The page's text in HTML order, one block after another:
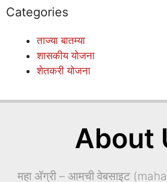
Categories
ताज्या बातम्या
शासकीय योजना
शेतकरी योजना
About
महा ॲग्री – आमची वेबसाइट